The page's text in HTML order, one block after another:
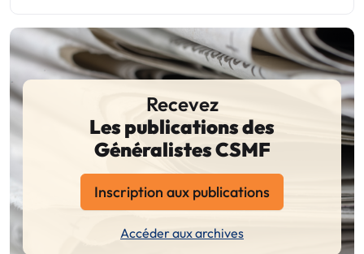
Recevez
Les publications des
Généralistes CSMF
Inscription aux publications
Accéder aux archives